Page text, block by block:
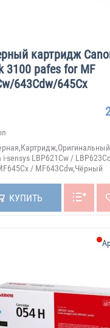
картридж
3100 pafes for MF
643Cdw/645Cx
i-sensys LBP621Cw /
/ MF643Cdw,Чёрный
КУПИТЬ